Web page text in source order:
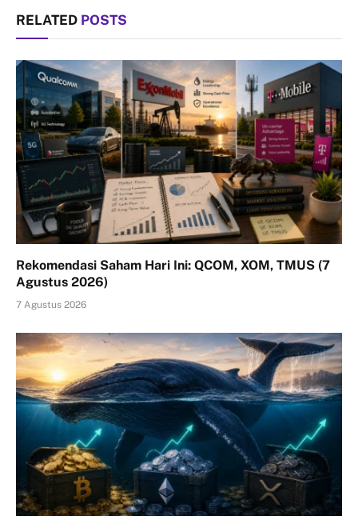
RELATED POSTS
Rekomendasi Saham Hari Ini: QCOM, XOM, TMUS (7
Agustus 2026)
7 Agustus 2026